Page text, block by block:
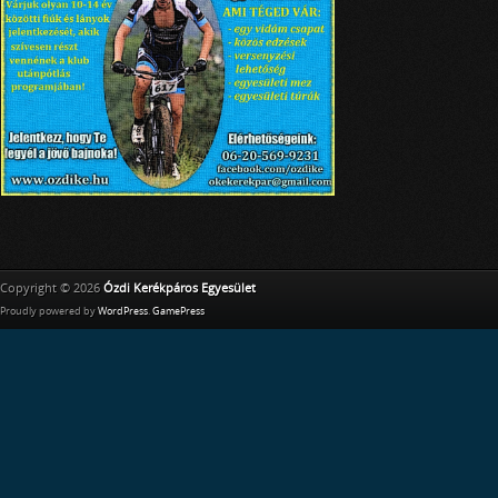
Copyright © 2026 Ózdi Kerékpáros Egyesület
Proudly powered by WordPress. GamePress